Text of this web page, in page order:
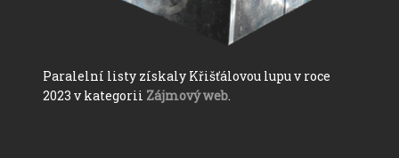
Paralelní listy získaly Křišťálovou lupu v roce
2023 v kategorii Zájmový web.